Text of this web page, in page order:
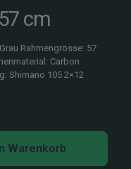
cm
Rahmengrösse: 57
Carbon
Shimano 105 2×12
Warenkorb